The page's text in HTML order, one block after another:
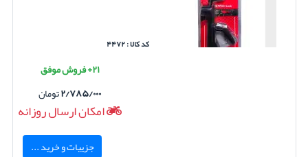
کد کالا : ۴۴۷۲
۲۱+ فروش موفق
۲/۷۸۵/۰۰۰تومان
امکان ارسال روزانه
جزییات و خرید ...